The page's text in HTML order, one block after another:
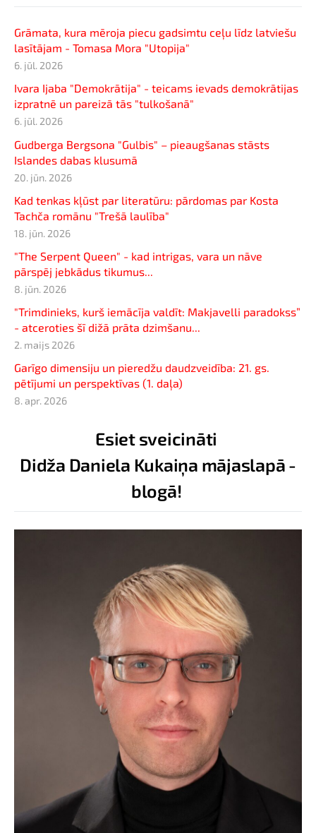
Grāmata, kura mēroja piecu gadsimtu ceļu līdz latviešu
lasītājam - Tomasa Mora "Utopija"
6. jūl. 2026
Ivara Ijaba "Demokrātija" - teicams ievads demokrātijas
izpratnē un pareizā tās "tulkošanā"
6. jūl. 2026
Gudberga Bergsona "Gulbis" – pieaugšanas stāsts
Islandes dabas klusumā
20. jūn. 2026
Kad tenkas kļūst par literatūru: pārdomas par Kosta
Tachča romānu "Trešā laulība"
18. jūn. 2026
"The Serpent Queen" - kad intrigas, vara un nāve
pārspēj jebkādus tikumus...
8. jūn. 2026
"Trimdinieks, kurš iemācīja valdīt: Makjavelli paradokss”
- atceroties šī dižā prāta dzimšanu...
2. maijs 2026
Garīgo dimensiju un pieredžu daudzveidība: 21. gs.
pētījumi un perspektīvas (1. daļa)
8. apr. 2026
Esiet sveicināti
Didža Daniela Kukaiņa mājaslapā -
blogā!